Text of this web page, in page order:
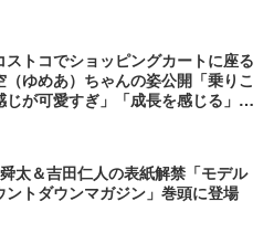
ストコでショッピングカートに座る
（ゆめあ）ちゃんの姿公開「乗りこ
じが可愛すぎ」「成長を感じる」の
太＆吉田仁人の表紙解禁「モデル
ントダウンマガジン」巻頭に登場